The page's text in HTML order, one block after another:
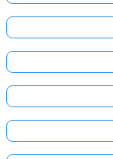
प्रश्न
नहीं